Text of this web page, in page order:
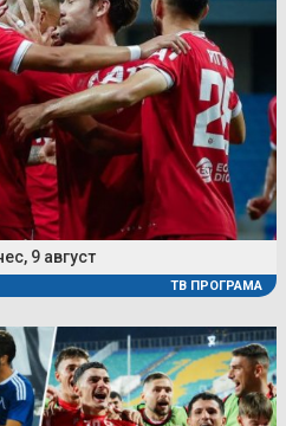
9 август
ТВ ПРОГРАМА